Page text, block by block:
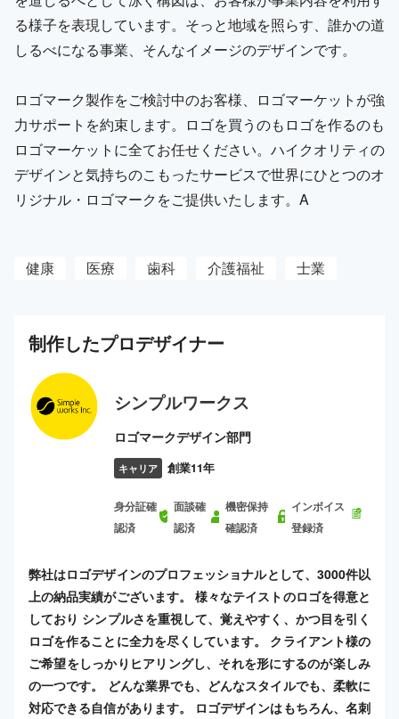
る様子を表現しています。そっと地域を照らす、誰かの道
しるべになる事業、そんなイメージのデザインです。
ロゴマーク製作をご検討中のお客様、ロゴマーケットが強
力サポートを約束します。ロゴを買うのもロゴを作るのも
ロゴマーケットに全てお任せください。ハイクオリティの
デザインと気持ちのこもったサービスで世界にひとつのオ
リジナル・ロゴマークをご提供いたします。A
健康 医療 歯科 介護福祉 士業
制作したプロデザイナー
シンプルワークス
ロゴマークデザイン部門
キャリア 創業11年
身分証確
認済
面談確
認済
機密保持
確認済
インボイス
登録済
弊社はロゴデザインのプロフェッショナルとして、3000件以
上の納品実績がございます。 様々なテイストのロゴを得意と
しており シンプルさを重視して、覚えやすく、かつ目を引く
ロゴを作ることに全力を尽くしています。 クライアント様の
ご希望をしっかりヒアリングし、それを形にするのが楽しみ
の一つです。 どんな業界でも、どんなスタイルでも、柔軟に
対応できる自信があります。 ロゴデザインはもちろん、名刺